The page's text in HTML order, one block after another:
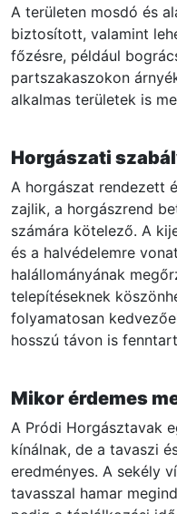
A területen mosdó és
biztosított, valamint
főzésre, például
partszakaszokon
alkalmas területek is
Horgászati
A horgászat rendezett
zajlik, a horgászrend
számára kötelező. A
és a halvédelemre
halállományának
telepítéseknek
folyamatosan
hosszú távon is
Mikor érdemes
A Pródi Horgásztavak
kínálnak, de a tavaszi
eredményes. A sekély
tavasszal hamar